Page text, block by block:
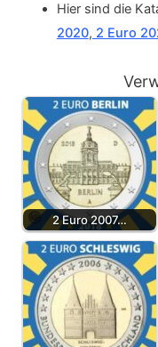
Hier sind die
2020, 2 Euro
2 Euro 2007…